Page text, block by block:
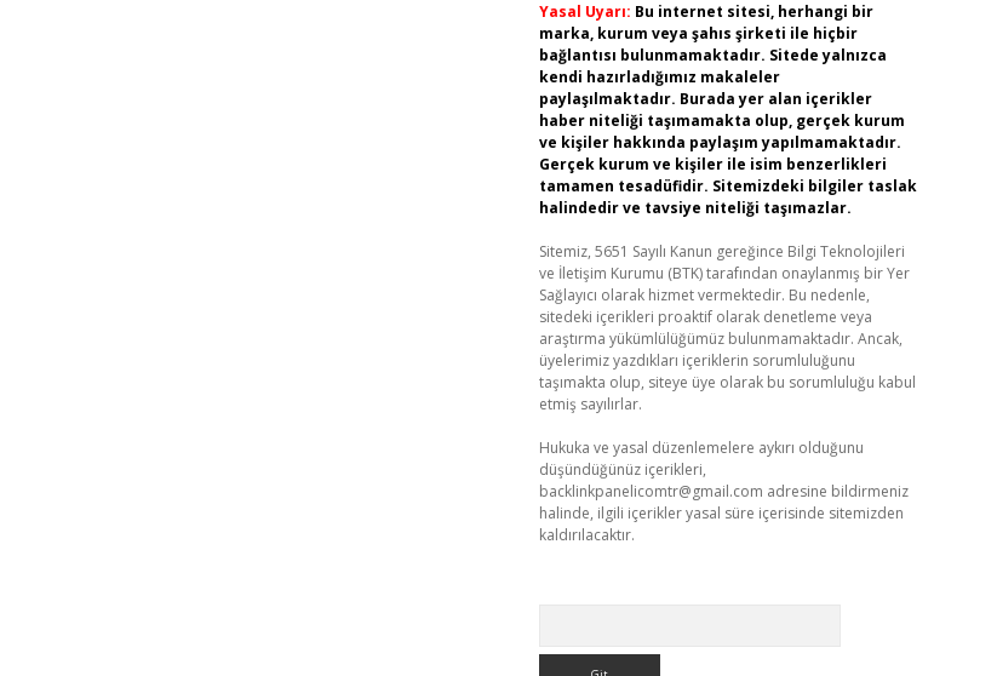
Yasal Uyarı: Bu internet sitesi, herhangi bir
marka, kurum veya şahıs şirketi ile hiçbir
bağlantısı bulunmamaktadır. Sitede yalnızca
kendi hazırladığımız makaleler
paylaşılmaktadır. Burada yer alan içerikler
haber niteliği taşımamakta olup, gerçek kurum
ve kişiler hakkında paylaşım yapılmamaktadır.
Gerçek kurum ve kişiler ile isim benzerlikleri
tamamen tesadüfidir. Sitemizdeki bilgiler taslak
halindedir ve tavsiye niteliği taşımazlar.
Sitemiz, 5651 Sayılı Kanun gereğince Bilgi Teknolojileri
ve İletişim Kurumu (BTK) tarafından onaylanmış bir Yer
Sağlayıcı olarak hizmet vermektedir. Bu nedenle,
sitedeki içerikleri proaktif olarak denetleme veya
araştırma yükümlülüğümüz bulunmamaktadır. Ancak,
üyelerimiz yazdıkları içeriklerin sorumluluğunu
taşımakta olup, siteye üye olarak bu sorumluluğu kabul
etmiş sayılırlar.
Hukuka ve yasal düzenlemelere aykırı olduğunu
düşündüğünüz içerikleri,
backlinkpanelicomtr@gmail.com adresine bildirmeniz
halinde, ilgili içerikler yasal süre içerisinde sitemizden
kaldırılacaktır.